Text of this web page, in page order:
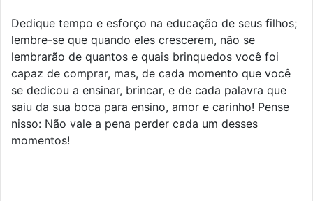
Dedique tempo e esforço na educação de seus filhos;
lembre-se que quando eles crescerem, não se
lembrarão de quantos e quais brinquedos você foi
capaz de comprar, mas, de cada momento que você
se dedicou a ensinar, brincar, e de cada palavra que
saiu da sua boca para ensino, amor e carinho! Pense
nisso: Não vale a pena perder cada um desses
momentos!